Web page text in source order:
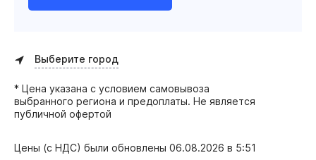
Выберите город
* Цена указана с условием самовывоза
выбранного региона и предоплаты. Не является
публичной офертой
Цены (с НДС) были обновлены 06.08.2026 в 5:51